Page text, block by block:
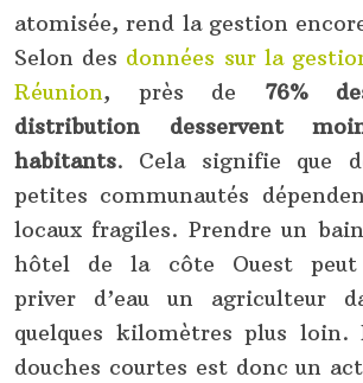
atomisée, rend la gestion
Selon des données sur la
Réunion, près de 76%
distribution desservent
habitants. Cela signifie que
petites communautés
locaux fragiles. Prendre un
hôtel de la côte Ouest peut
priver d’eau un agriculteur
quelques kilomètres plus loin.
douches courtes est donc un